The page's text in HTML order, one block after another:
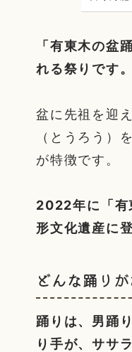
「有東木の盆
れる祭りです
盆に先祖を迎
（とうろう）
が特徴です。
2022年に「有
形文化遺産に
どんな踊り
踊りは、男踊
り手が、ササ